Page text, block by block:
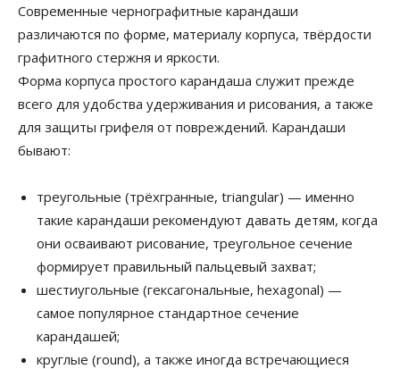
Современные чернографитные карандаши
различаются по форме, материалу корпуса, твёрдости
графитного стержня и яркости.
Форма корпуса простого карандаша служит прежде
всего для удобства удерживания и рисования, а также
для защиты грифеля от повреждений. Карандаши
бывают:
треугольные (трёхгранные, triangular) — именно
такие карандаши рекомендуют давать детям, когда
они осваивают рисование, треугольное сечение
формирует правильный пальцевый захват;
шестиугольные (гексагональные, hexagonal) —
самое популярное стандартное сечение
карандашей;
круглые (round), а также иногда встречающиеся